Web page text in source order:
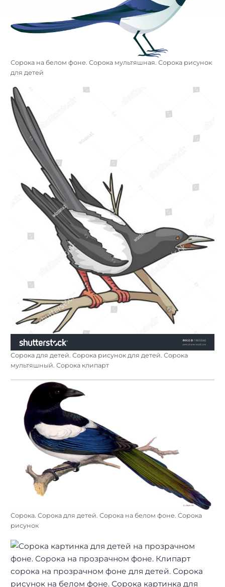
Сорока на белом фоне. Сорока мультяшная. Сорока рисунок
для детей
Сорока для детей. Сорока рисунок для детей. Сорока
мультяшный. Сорока клипарт
Сорока. Сорока для детей. Сорока на белом фоне. Сорока
рисунок